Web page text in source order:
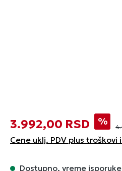
3.992,00 RSD %
Cene uklj. PDV plus troškovi
Dostupno, vreme